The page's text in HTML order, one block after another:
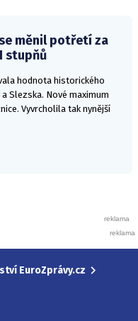
měnil potřetí za
stupňů
hodnota historického
Slezska. Nové maximum
Vyvrcholila tak nynější
EuroZprávy.cz